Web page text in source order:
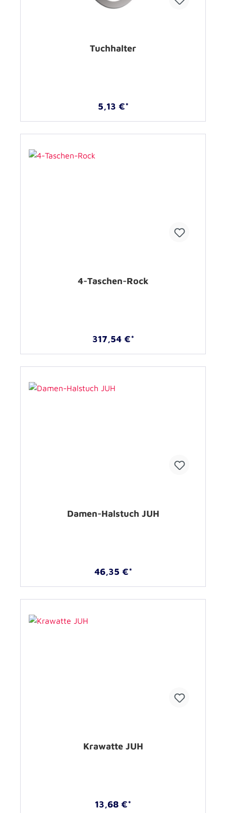
Tuchhalter
5,13 €*
4-Taschen-Rock
317,54 €*
Damen-Halstuch JUH
46,35 €*
Krawatte JUH
13,68 €*